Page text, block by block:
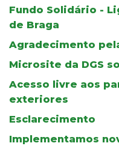
Fundo Solidário -
de Braga
Agradecimento
Microsite da DGS
Acesso livre aos
exteriores
Esclarecimento
Implementamos